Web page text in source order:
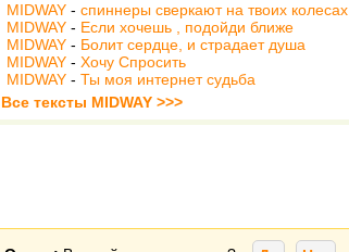
MIDWAY - спиннеры сверкают на твоих колесах
MIDWAY - Если хочешь , подойди ближе
MIDWAY - Болит сердце, и страдает душа
MIDWAY - Хочу Спросить
MIDWAY - Ты моя интернет судьба
Все тексты MIDWAY >>>